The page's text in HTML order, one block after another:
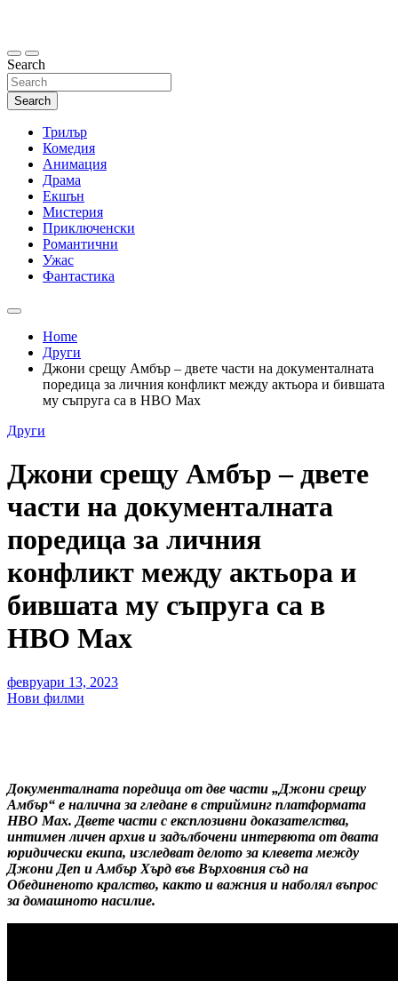
Search
Search
Трилър
Комедия
Анимация
Драма
Екшън
Мистерия
Приключенски
Романтични
Ужас
Фантастика
Home
Други
Джони срещу Амбър – двете части на документалната
поредица за личния конфликт между актьорa и бившата
му съпруга са в HBO Max
Други
Джони срещу Амбър – двете
части на документалната
поредица за личния
конфликт между актьорa и
бившата му съпруга са в
HBO Max
февруари 13, 2023
Нови филми
Документалната поредица от две части „Джони срещу
Амбър“ е налична за гледане в стрийминг платформата
HBO Max. Двете части с експлозивни доказателства,
интимен личен архив и задълбочени интервюта от двата
юридически екипа, изследват делото за клевета между
Джони Деп и Амбър Хърд във Върховния съд на
Обединеното кралство, както и важния и наболял въпрос
за домашното насилие.